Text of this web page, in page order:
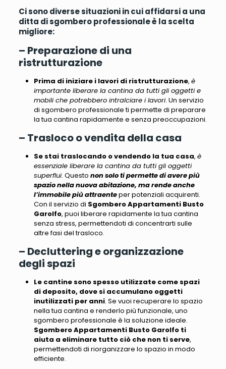
Ci sono diverse situazioni in cui affidarsi a una
ditta di sgombero professionale è la scelta
migliore:
– Preparazione di una
ristrutturazione
Prima di iniziare i lavori di ristrutturazione, è
importante liberare la cantina da tutti gli oggetti e
mobili che potrebbero intralciare i lavori. Un servizio
di sgombero professionale ti permette di preparare
la tua cantina rapidamente e senza preoccupazioni.
– Trasloco o vendita della casa
Se stai traslocando o vendendo la tua casa, è
essenziale liberare la cantina da tutti gli oggetti
superflui. Questo non solo ti permette di avere più
spazio nella nuova abitazione, ma rende anche
l’immobile più attraenteper potenziali acquirenti.
Con il servizio di Sgombero Appartamenti Busto
Garolfo, puoi liberare rapidamente la tua cantina
senza stress, permettendoti di concentrarti sulle
altre fasi del trasloco.
– Decluttering e organizzazione
degli spazi
Le cantine sono spesso utilizzate come spazi
di deposito, dove si accumulano oggetti
inutilizzati per anni. Se vuoi recuperare lo spazio
nella tua cantina e renderlo più funzionale, uno
sgombero professionale è la soluzione ideale.
Sgombero Appartamenti Busto Garolfo ti
aiuta a eliminare tutto ciò che non ti serve,
permettendoti di riorganizzare lo spazio in modo
efficiente.